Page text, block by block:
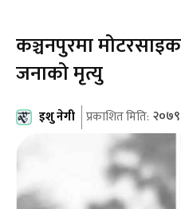
कञ्चनपुरमा
जनाको मृत्यु
इशु नेगी प्रकाशित मिति: